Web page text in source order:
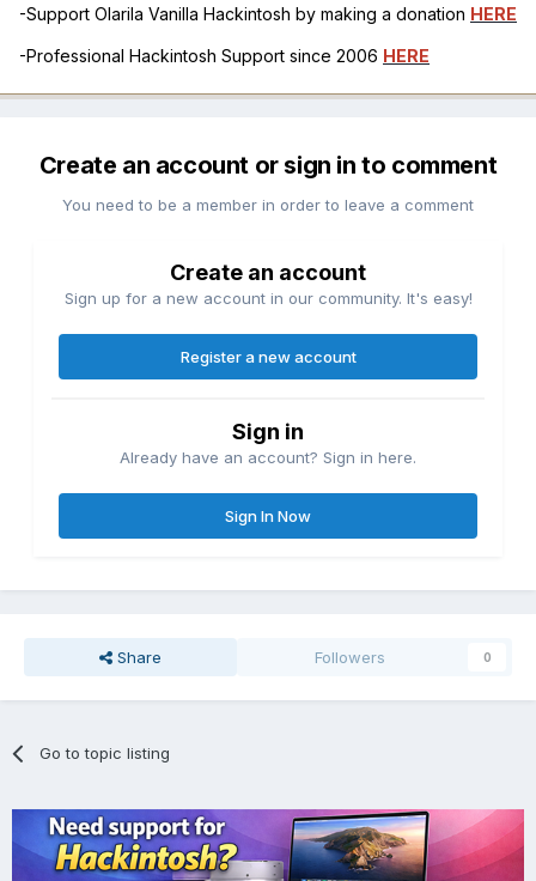
-Support Olarila Vanilla Hackintosh by making a donation HERE
-Professional Hackintosh Support since 2006 HERE
Create an account or sign in to comment
You need to be a member in order to leave a comment
Create an account
Sign up for a new account in our community. It's easy!
Register a new account
Sign in
Already have an account? Sign in here.
Sign In Now
Share Followers 0
Go to topic listing